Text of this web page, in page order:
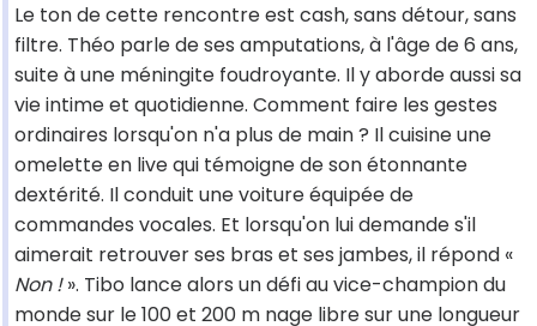
Le ton de cette rencontre est cash, sans détour, sans
filtre. Théo parle de ses amputations, à l'âge de 6 ans,
suite à une méningite foudroyante. Il y aborde aussi sa
vie intime et quotidienne. Comment faire les gestes
ordinaires lorsqu'on n'a plus de main ? Il cuisine une
omelette en live qui témoigne de son étonnante
dextérité. Il conduit une voiture équipée de
commandes vocales. Et lorsqu'on lui demande s'il
aimerait retrouver ses bras et ses jambes, il répond «
Non !». Tibo lance alors un défi au vice-champion du
monde sur le 100 et 200 m nage libre sur une longueur